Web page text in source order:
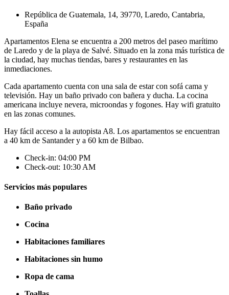
República de Guatemala, 14, 39770, Laredo, Cantabria,
España
Apartamentos Elena se encuentra a 200 metros del paseo marítimo
de Laredo y de la playa de Salvé. Situado en la zona más turística de
la ciudad, hay muchas tiendas, bares y restaurantes en las
inmediaciones.
Cada apartamento cuenta con una sala de estar con sofá cama y
televisión. Hay un baño privado con bañera y ducha. La cocina
americana incluye nevera, microondas y fogones. Hay wifi gratuito
en las zonas comunes.
Hay fácil acceso a la autopista A8. Los apartamentos se encuentran
a 40 km de Santander y a 60 km de Bilbao.
Check-in: 04:00 PM
Check-out: 10:30 AM
Servicios más populares
Baño privado
Cocina
Habitaciones familiares
Habitaciones sin humo
Ropa de cama